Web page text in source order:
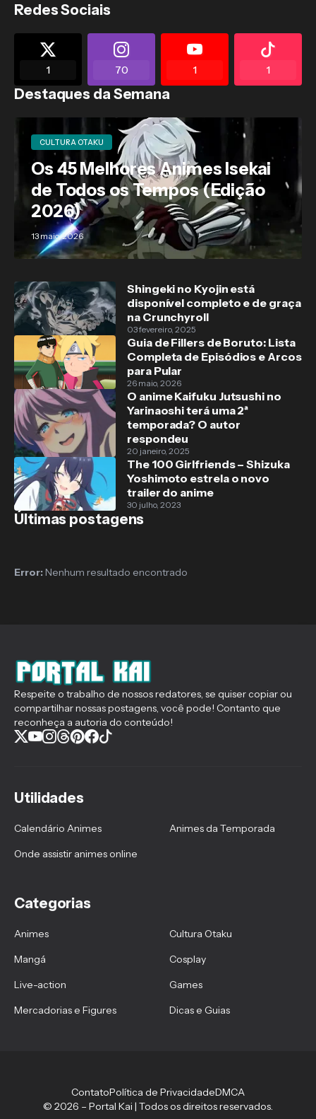
Redes Sociais
1 70 1 1
Destaques da Semana
CULTURA OTAKU
Os 45 Melhores Animes Isekai
de Todos os Tempos (Edição
2026)
13 maio, 2026
Shingeki no Kyojin está
disponível completo e de graça
na Crunchyroll
03 fevereiro, 2025
Guia de Fillers de Boruto: Lista
Completa de Episódios e Arcos
para Pular
26 maio, 2026
O anime Kaifuku Jutsushi no
Yarinaoshi terá uma 2ª
temporada? O autor
respondeu
20 janeiro, 2025
The 100 Girlfriends – Shizuka
Yoshimoto estrela o novo
trailer do anime
30 julho, 2023
Últimas postagens
Error: Nenhum resultado encontrado
Respeite o trabalho de nossos redatores, se quiser copiar ou
compartilhar nossas postagens, você pode! Contanto que
reconheça a autoria do conteúdo!
Utilidades
Calendário Animes
Animes da Temporada
Onde assistir animes online
Categorias
Animes
Cultura Otaku
Mangá
Cosplay
Live-action
Games
Mercadorias e Figures
Dicas e Guias
© 2026 – Portal Kai | Todos os direitos reservados.
ContatoPolítica de PrivacidadeDMCA